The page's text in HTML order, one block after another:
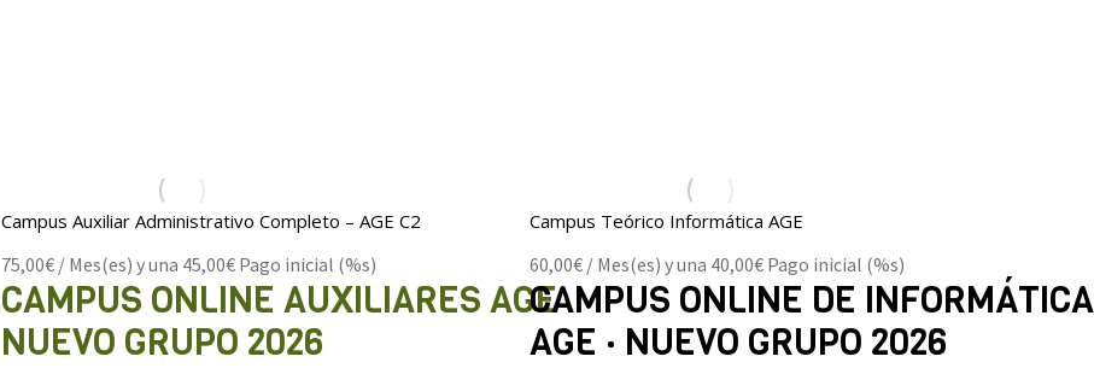
Campus Auxiliar Administrativo Completo – AGE C2
75,00€ / Mes(es) y una 45,00€ Pago inicial (%s)
CAMPUS ONLINE AUXILIARES AGE
NUEVO GRUPO 2026
Campus Teórico Informática AGE
60,00€ / Mes(es) y una 40,00€ Pago inicial (%s)
CAMPUS ONLINE DE INFORMÁTICA
AGE · NUEVO GRUPO 2026